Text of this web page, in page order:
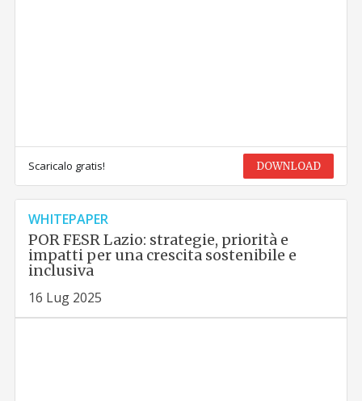
Scaricalo gratis! DOWNLOAD
WHITEPAPER
POR FESR Lazio: strategie, priorità e
impatti per una crescita sostenibile e
inclusiva
16 Lug 2025